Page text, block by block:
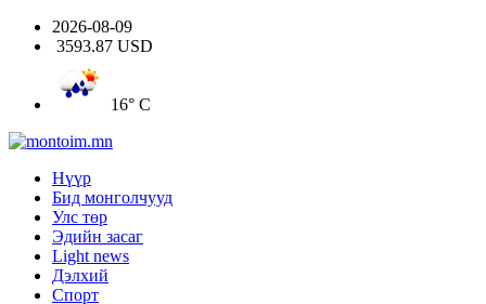
2026-08-09
3593.87 USD
16° C
Нүүр
Бид монголчууд
Улс төр
Эдийн засаг
Light news
Дэлхий
Спорт